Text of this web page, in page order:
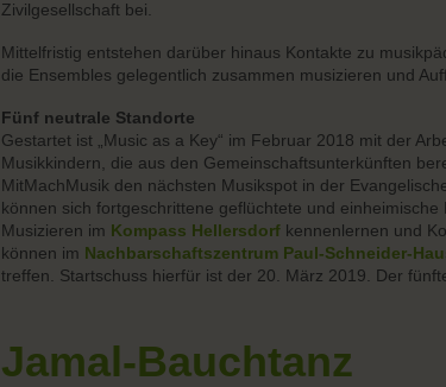
Zivilgesellschaft bei.
Mittelfristig entstehen darüber hinaus Kontakte zu
die Ensembles gelegentlich zusammen musizieren und
Fünf neutrale Standorte
Gestartet ist „Music as a Key“ im Februar 2018 mit der
Musikkindern, die aus den Gemeinschaftsunterkünften
MitMachMusik den nächsten Musikspot in der
können sich fortgeschrittene geflüchtete und
Musizieren im Kompass Hellersdorf kennenlernen und
können im Nachbarschaftszentrum Paul-Schneider-
treffen. Startschuss hierfür ist der 20. März 2019. Der
Jamal-Bauchtanz